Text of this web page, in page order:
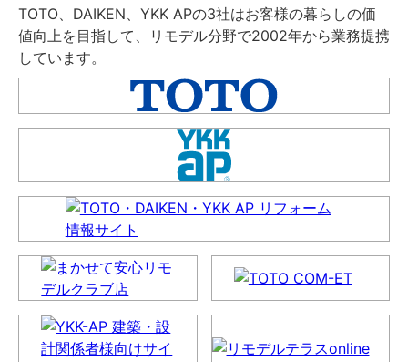
TOTO、DAIKEN、YKK APの3社はお客様の暮らしの価
値向上を目指して、リモデル分野で2002年から業務提携
しています。